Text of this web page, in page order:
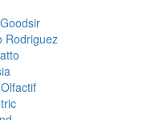
Rodriguez